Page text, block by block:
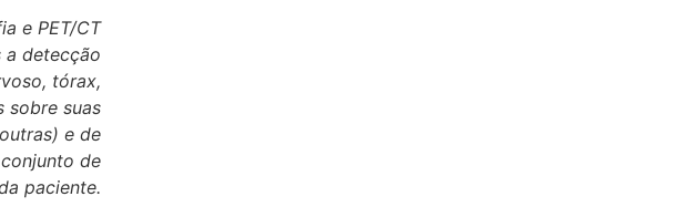
e PET/CT
a detecção
tórax,
sobre suas
e de
de
paciente.